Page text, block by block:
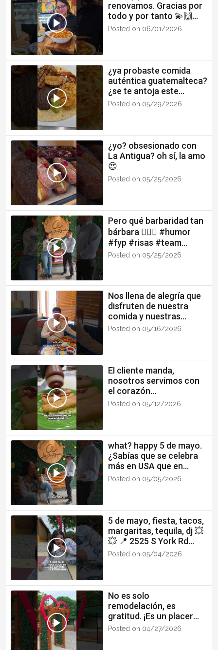
renovamos. Gracias por
todo y por tanto 💫🙌
#latinos #gastoneats
Posted on 06/01/2026
¿ya probaste comida
auténtica guatemalteca?
¿se te antoja este
churrasquito?
Posted on 05/29/2026
¿yo? obsesionado con
La Antigua? oh sí, la amo
😍
Posted on 05/25/2026
Pero qué barbaridad tan
bárbara 😵‍💫🤪 #humor
#fyp #risas #team
#restaurante
Posted on 05/25/2026
Nos llena de alegría que
disfruten de nuestra
comida y nuestras
tradiciones. Gracias #fyp
Posted on 05/16/2026
El cliente manda,
nosotros servimos con
el corazón
#tacosdorados
Posted on 05/12/2026
what? happy 5 de mayo.
¿Sabías que se celebra
más en USA que en
México? #fyp #funreel
Posted on 05/05/2026
5 de mayo, fiesta, tacos,
margaritas, tequila, dj 💥
💥 📍 2525 S York Rd
Gastonia NC
Posted on 05/04/2026
No es solo
remodelación, es
gratitud. ¡Es un placer
recibirlos en su casa!
Posted on 04/27/2026